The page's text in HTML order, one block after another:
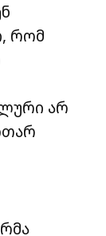
რომ
არ